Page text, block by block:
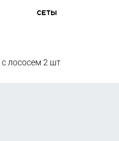
Сеты
лососем 2 шт